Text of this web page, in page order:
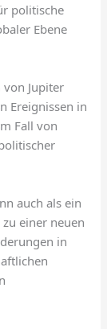
politische
Ebene
Jupiter
Ereignissen in
Fall von
auch als ein
einer neuen
in